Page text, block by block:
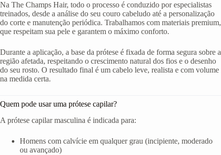
Na The Champs Hair, todo o processo é conduzido por especialistas
treinados, desde a análise do seu couro cabeludo até a personalização
do corte e manutenção periódica. Trabalhamos com materiais premium,
que respeitam sua pele e garantem o máximo conforto.
Durante a aplicação, a base da prótese é fixada de forma segura sobre a
região afetada, respeitando o crescimento natural dos fios e o desenho
do seu rosto. O resultado final é um cabelo leve, realista e com volume
na medida certa.
Quem pode usar uma prótese capilar?
A prótese capilar masculina é indicada para:
Homens com calvície em qualquer grau (incipiente, moderado
ou avançado)